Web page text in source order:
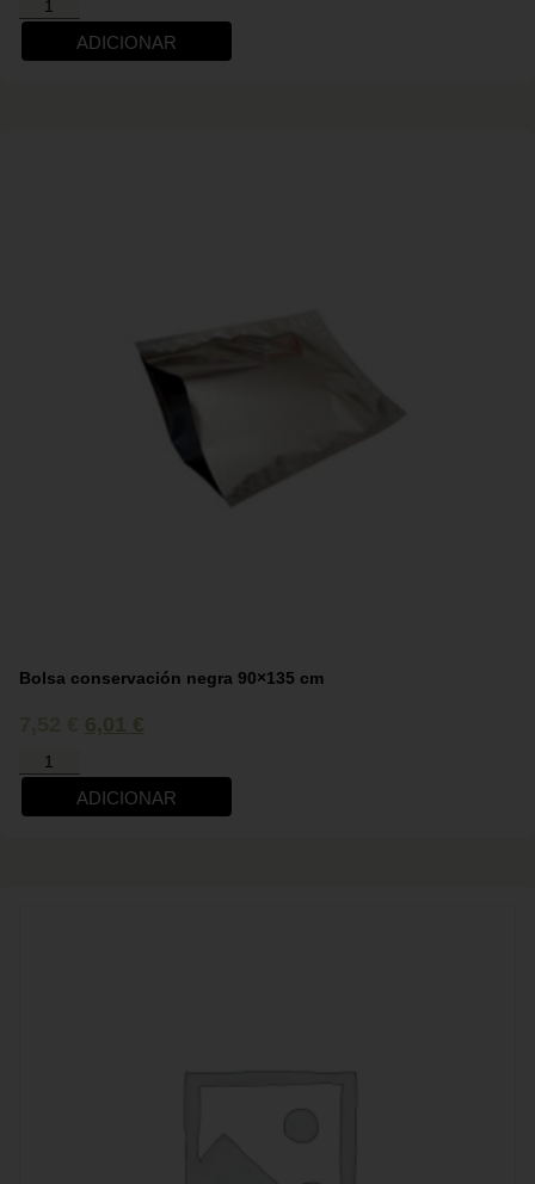
ADICIONAR
Bolsa conservación negra 90×135 cm
6,01 €
ADICIONAR